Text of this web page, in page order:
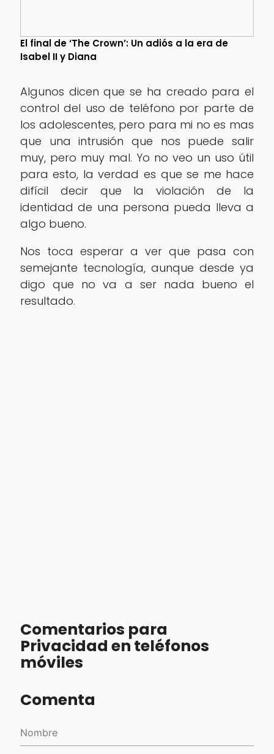
El final de ‘The Crown’: Un adiós a la era de
Isabel II y Diana
Algunos dicen que se ha creado para el
control del uso de teléfono por parte de
los adolescentes, pero para mi no es mas
que una intrusión que nos puede salir
muy, pero muy mal. Yo no veo un uso útil
para esto, la verdad es que se me hace
difícil decir que la violación de la
identidad de una persona pueda lleva a
algo bueno.
Nos toca esperar a ver que pasa con
semejante tecnología, aunque desde ya
digo que no va a ser nada bueno el
resultado.
Comentarios para
Privacidad en teléfonos
móviles
Comenta